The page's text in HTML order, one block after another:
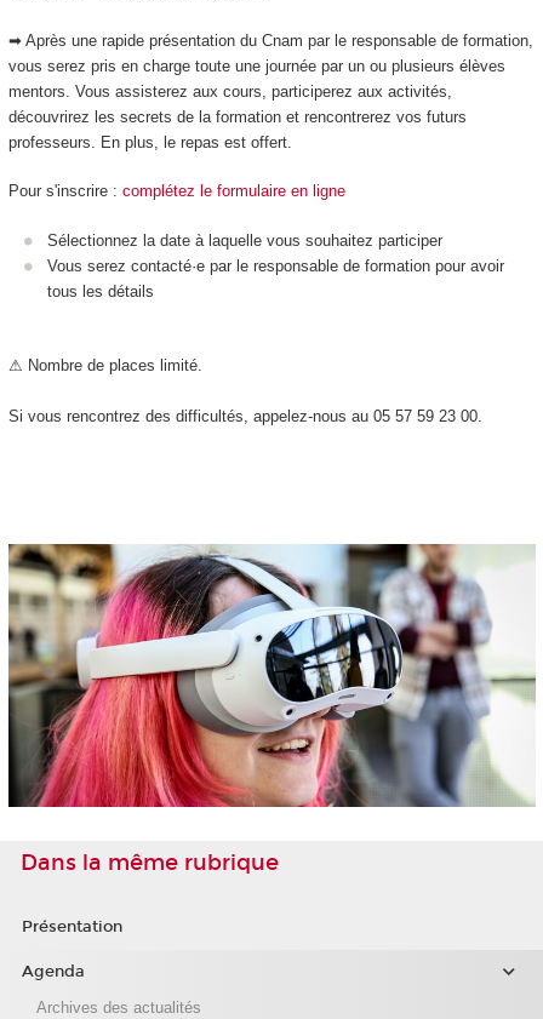
➡ Après une rapide présentation du Cnam par le responsable de formation,
vous serez pris en charge toute une journée par un ou plusieurs élèves
mentors. Vous assisterez aux cours, participerez aux activités,
découvrirez les secrets de la formation et rencontrerez vos futurs
professeurs. En plus, le repas est offert.
Pour s'inscrire : complétez le formulaire en ligne
Sélectionnez la date à laquelle vous souhaitez participer
Vous serez contacté·e par le responsable de formation pour avoir
tous les détails
⚠ Nombre de places limité.
Si vous rencontrez des difficultés, appelez-nous au 05 57 59 23 00.
Dans la même rubrique
Présentation
Agenda
Archives des actualités